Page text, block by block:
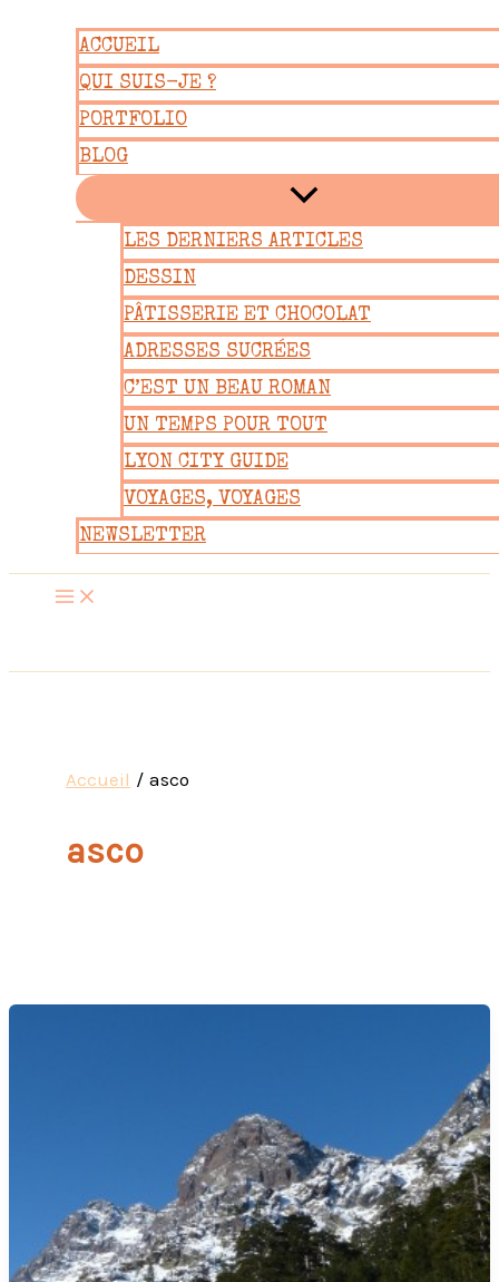
contenu
ACCUEIL
QUI SUIS-JE ?
PORTFOLIO
BLOG
LES DERNIERS ARTICLES
DESSIN
PÂTISSERIE ET CHOCOLAT
ADRESSES SUCRÉES
C’EST UN BEAU ROMAN
UN TEMPS POUR TOUT
LYON CITY GUIDE
VOYAGES, VOYAGES
NEWSLETTER
Accueil asco
asco